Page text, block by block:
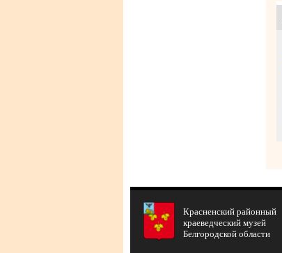
Красненский районный
краеведческий музей
Белгородской области